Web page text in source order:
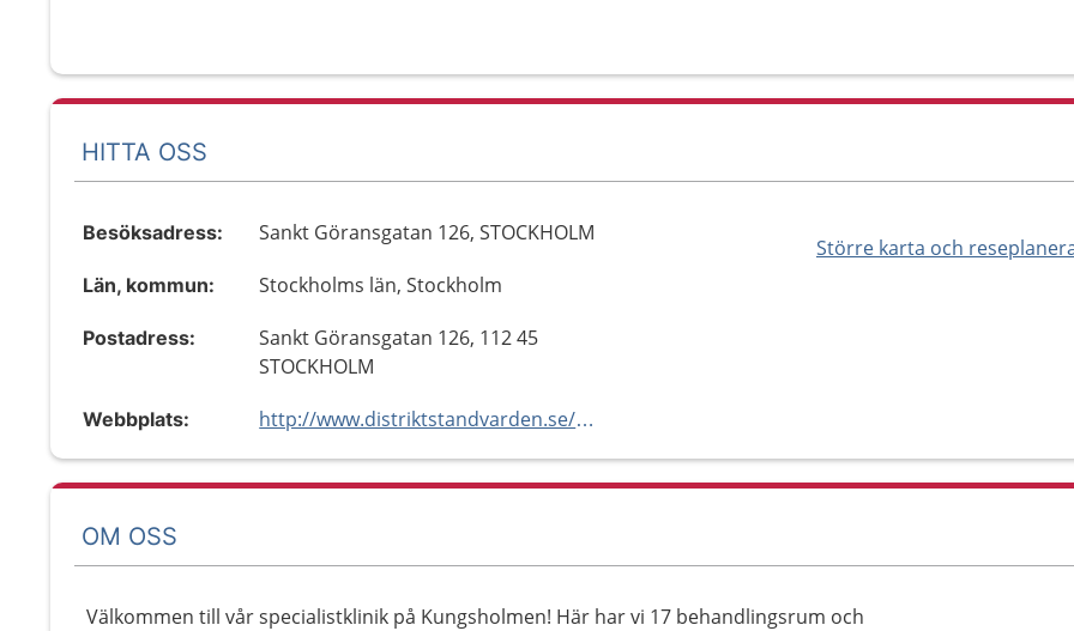
HITTA OSS
Större karta och
Besöksadress: Sankt Göransgatan 126, STOCKHOLM
Län, kommun: Stockholms län, Stockholm
Postadress:
Sankt Göransgatan 126, 112 45
STOCKHOLM
Webbplats: http://www.distriktstandvarden.se/specialistklinik-kungsholmen/
OM OSS
Välkommen till vår specialistklinik på Kungsholmen! Här har vi 17 behandlingsrum och